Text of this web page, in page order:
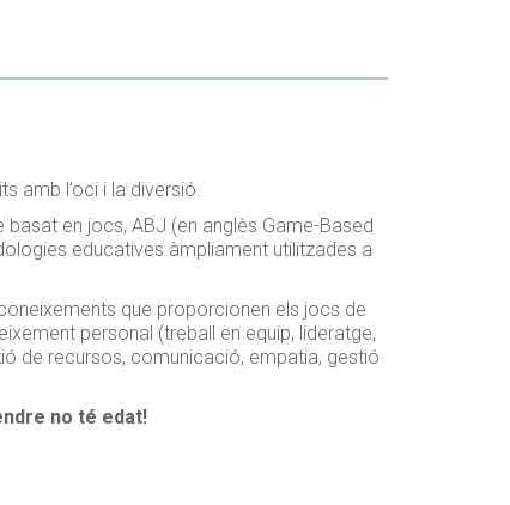
amb l’oci i la diversió.
en jocs, ABJ (en anglès Game-Based
educatives àmpliament utilitzades a
que proporcionen els jocs de
personal (treball en equip, lideratge,
de recursos, comunicació, empatia, gestió
no té edat!